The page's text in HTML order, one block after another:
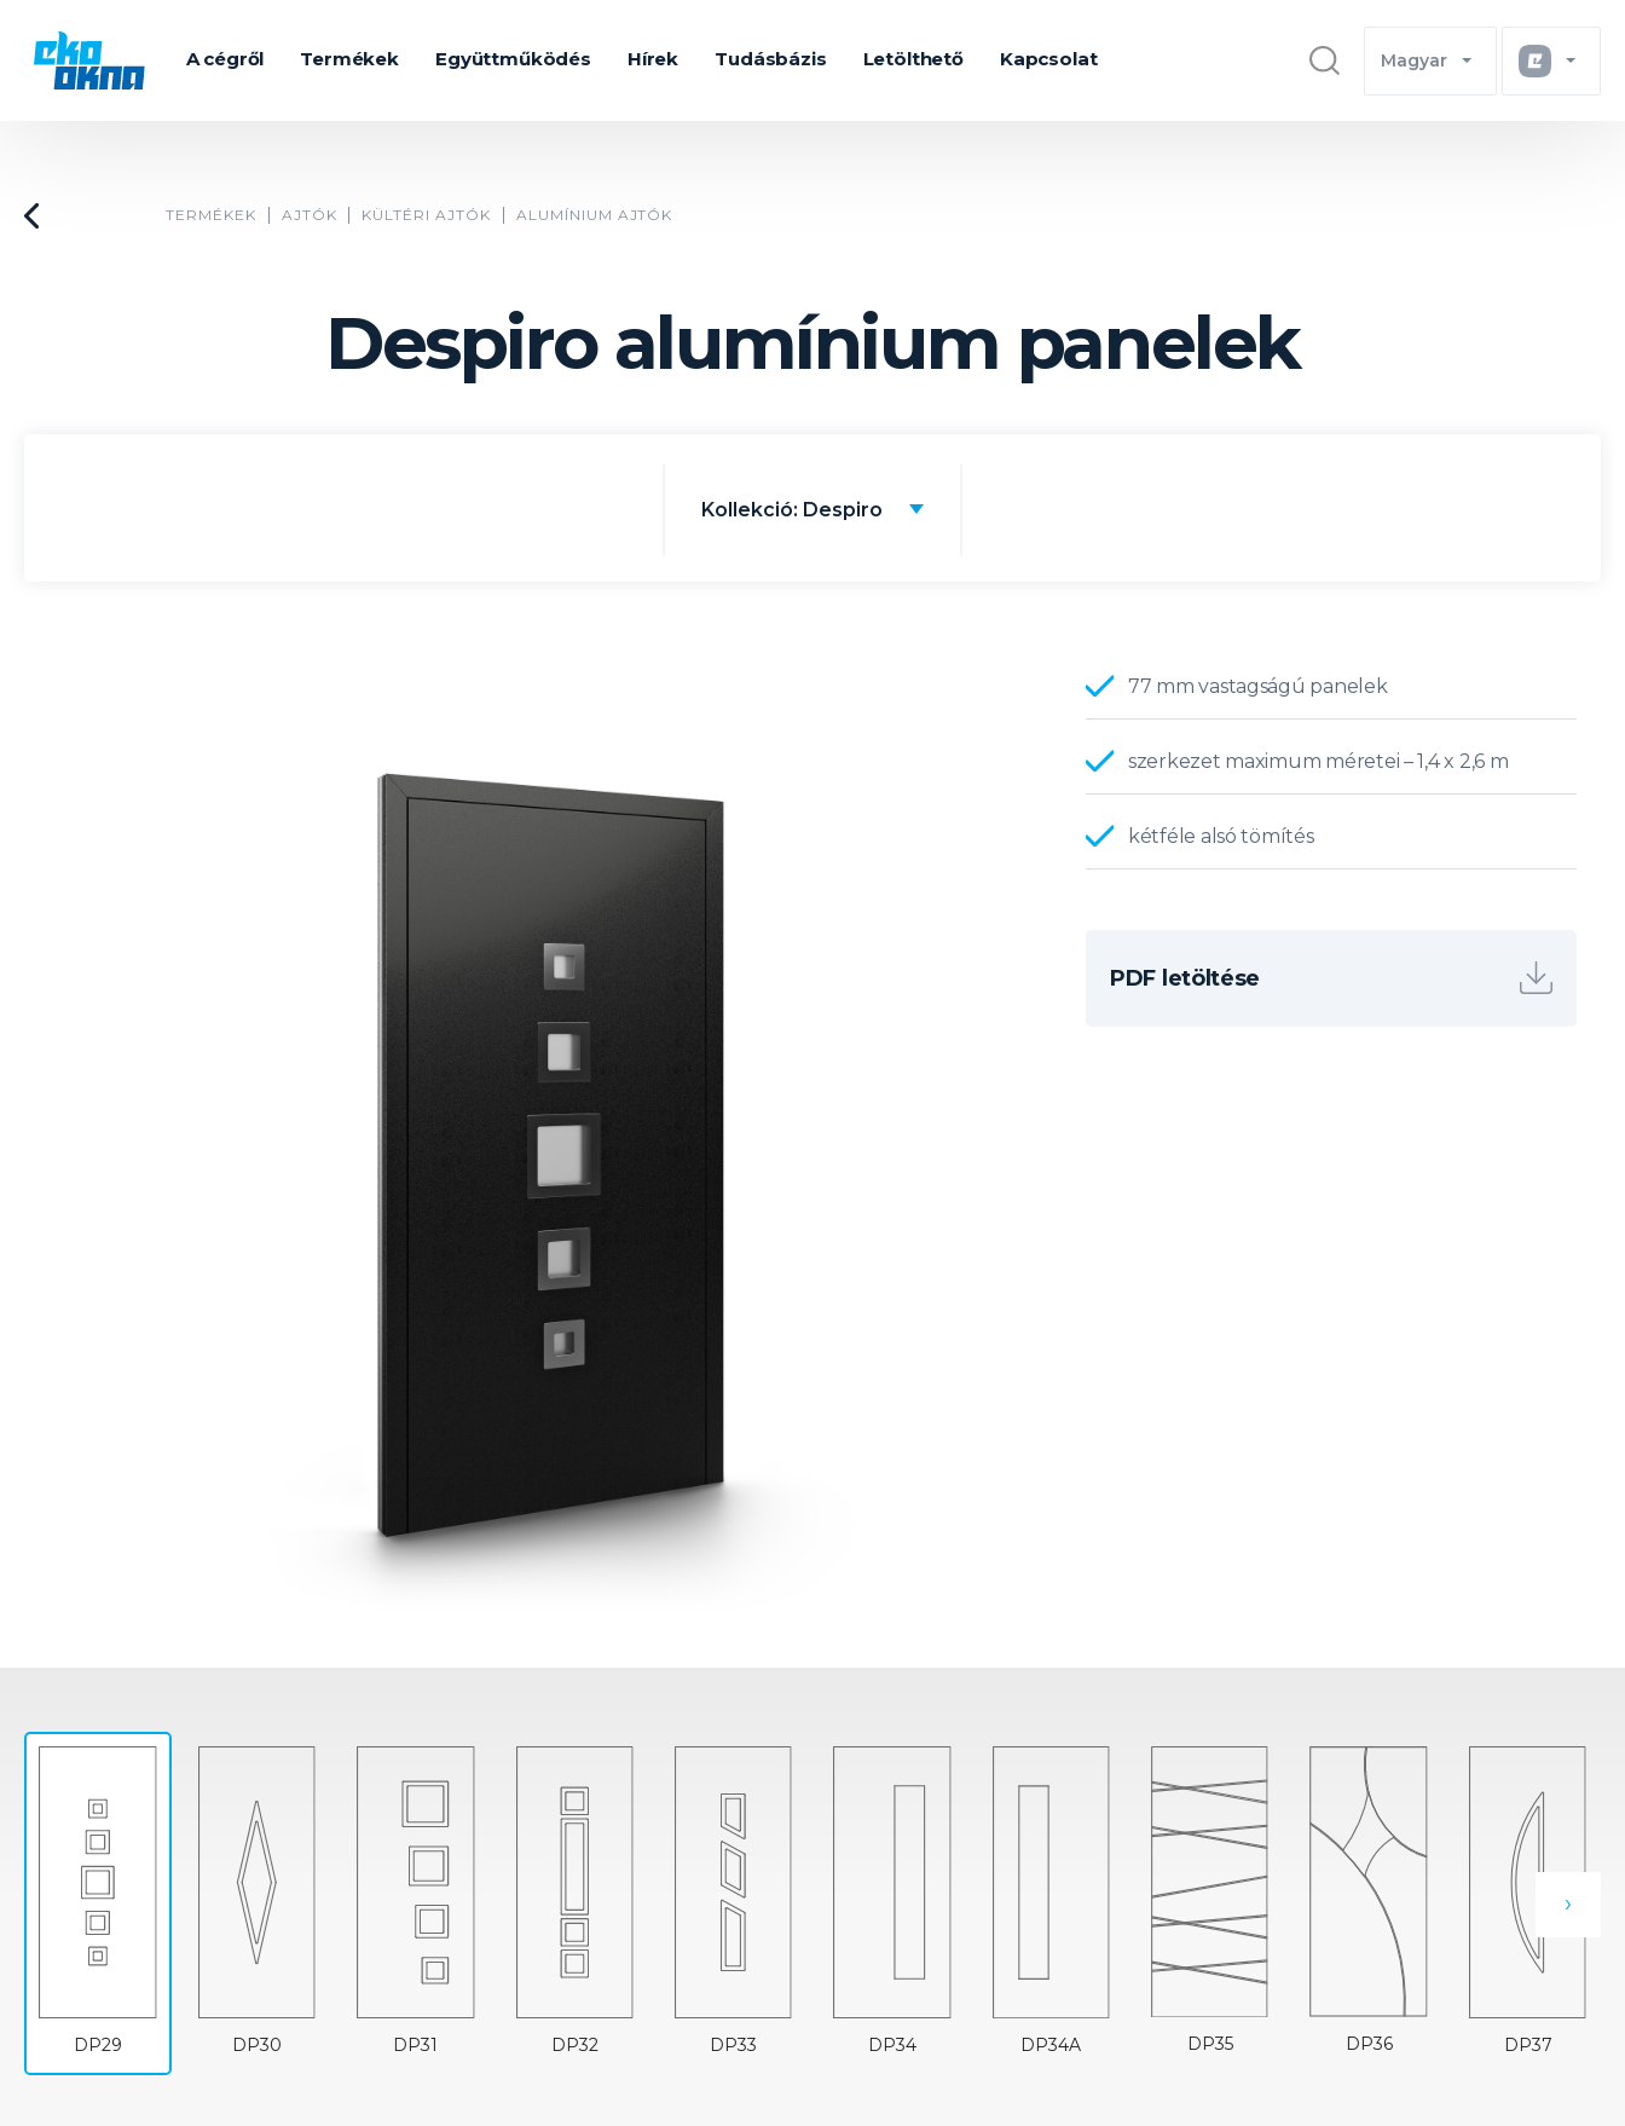
A cégről Termékek Együttműködés Hírek Tudásbázis Letölthető Kapcsolat Magyar
TERMÉKEK AJTÓK KÜLTÉRI AJTÓK ALUMÍNIUM AJTÓK
Despiro alumínium panelek
Kollekció: Despiro
77 mm vastagságú panelek
szerkezet maximum méretei – 1,4 x 2,6 m
kétféle alsó tömítés
PDF letöltése
DP29 DP30 DP31 DP32 DP33 DP34 DP34A DP35 DP36 DP37
›